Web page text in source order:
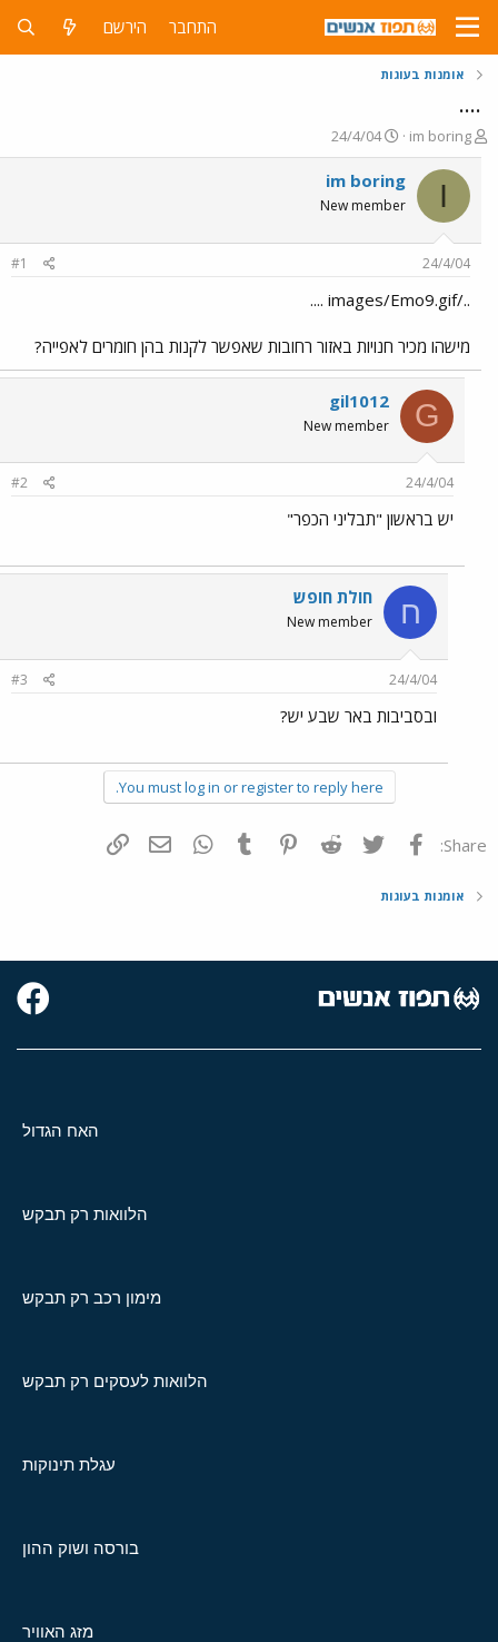
התחבר הירשם
אומנות בעוגות
....
פ
ו
ת
ח
ה
ש
im boring
פ
ו
ר
ם
ר
24/4/04
I
im boring
New member
24/4/04
#1
../images/Emo9.gif ....
מישהו מכיר חנויות באזור רחובות שאפשר לקנות בהן חומרים לאפייה?
G
gil1012
New member
24/4/04
#2
יש בראשון "תבליני הכפר"
ח חולת חופש
New member
24/4/04
#3
ובסביבות באר שבע יש?
You must log in or register to reply here.
Share: פייסבוק Twitter
Reddit
Pinterest
Tumblr
WhatsAppדואר אלקטרוני
אומנות בעוגות
האח הגדול
הלוואות רק תבקש
מימון רכב רק תבקש
הלוואות לעסקים רק תבקש
עגלת תינוקות
בורסה ושוק ההון
מזג האוויר